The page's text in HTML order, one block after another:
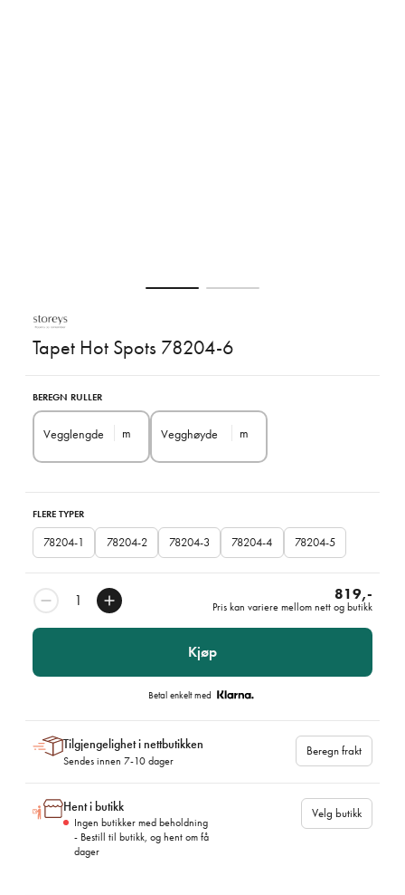
Tapet Hot Spots 78204-6
BEREGN RULLER
Vegglengde m Vegghøyde m
FLERE TYPER
78204-1 78204-2 78204-3 78204-4 78204-5
819,-
Pris kan variere mellom nett og butikk
Kjøp
Betal enkelt med
Tilgjengelighet i nettbutikken
Sendes innen 7-10 dager
Beregn frakt
Hent i butikk
Ingen butikker med beholdning
- Bestill til butikk, og hent om få
dager
Velg butikk